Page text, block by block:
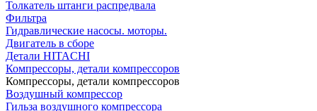
Толкатель штанги распредвала
Фильтра
Гидравлические насосы. моторы.
Двигатель в сборе
Детали HITACHI
Компрессоры, детали компрессоров
Компрессоры, детали компрессоров
Воздушный компрессор
Гильза воздушного компрессора